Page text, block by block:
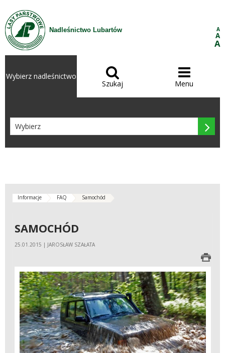
Przejdź do treści
Nadleśnictwo Lubartów A
A
A
Wybierz nadleśnictwo 
Szukaj

Menu

Informacje FAQ Samochód
SAMOCHÓD
25.01.2015 | JAROSŁAW SZAŁATA